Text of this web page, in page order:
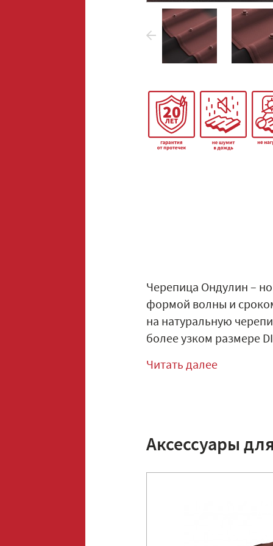
Черепица Ондулин –
формой волны и
на натуральную
более узком размере
Читать далее
Аксессуары